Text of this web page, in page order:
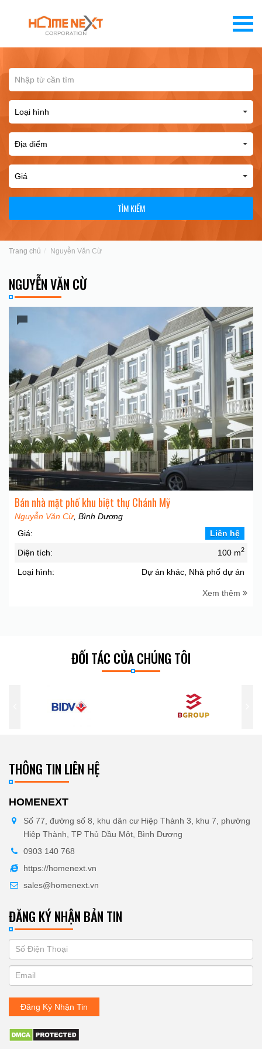
TÌM KIẾM
Trang chủ Nguyễn Văn Cừ
NGUYỄN VĂN CỪ
Bán nhà mặt phố khu biệt thự Chánh Mỹ
Nguyễn Văn Cừ, Bình Dương
Giá:
Liên hệ
Diện tích: 100 m2
Loại hình: Dự án khác, Nhà phố dự án
Xem thêm
ĐỐI TÁC CỦA CHÚNG TÔI
THÔNG TIN LIÊN HỆ
HOMENEXT
Số 77, đường số 8, khu dân cư Hiệp Thành 3, khu 7, phường
Hiệp Thành, TP Thủ Dầu Một, Bình Dương
0903 140 768
https://homenext.vn
sales@homenext.vn
ĐĂNG KÝ NHẬN BẢN TIN
ĐĂNG
KÝ
NHẬN
BẢN
TIN
you
are
human,
leave
this
blank.
Đăng Ký Nhận Tin